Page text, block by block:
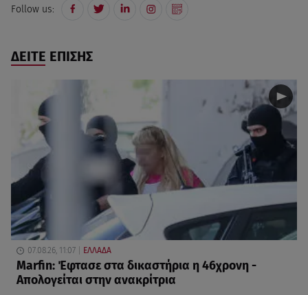
Follow us:
ΔΕΙΤΕ ΕΠΙΣΗΣ
07.08.26, 11:07 ΕΛΛΑΔΑ
Marfin: Έφτασε στα δικαστήρια η 46χρονη -
Απολογείται στην ανακρίτρια